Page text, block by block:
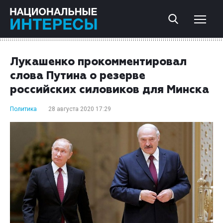
Лукашенко прокомментировал
слова Путина о резерве
российских силовиков для Минска
Политика 28 августа 2020 17:29